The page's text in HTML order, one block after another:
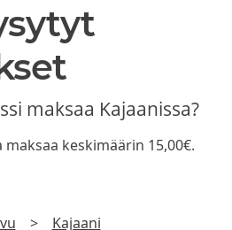
maksaa Kajaanissa?
maksaa keskimäärin 15,00€.
> Kajaani